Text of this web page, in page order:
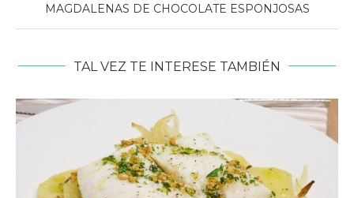
MAGDALENAS DE CHOCOLATE ESPONJOSAS
TAL VEZ TE INTERESE TAMBIÉN